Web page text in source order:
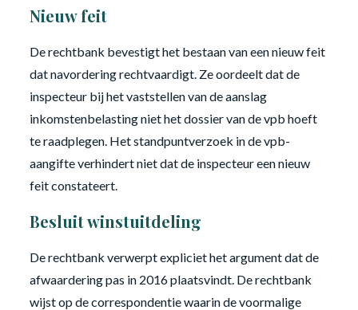
Nieuw feit
De rechtbank bevestigt het bestaan van een nieuw feit
dat navordering rechtvaardigt. Ze oordeelt dat de
inspecteur bij het vaststellen van de aanslag
inkomstenbelasting niet het dossier van de vpb hoeft
te raadplegen. Het standpuntverzoek in de vpb-
aangifte verhindert niet dat de inspecteur een nieuw
feit constateert.
Besluit winstuitdeling
De rechtbank verwerpt expliciet het argument dat de
afwaardering pas in 2016 plaatsvindt. De rechtbank
wijst op de correspondentie waarin de voormalige